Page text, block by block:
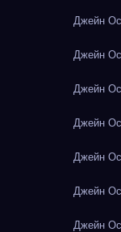
Джейн
Джейн
Джейн
Джейн
Джейн
Джейн
Джейн